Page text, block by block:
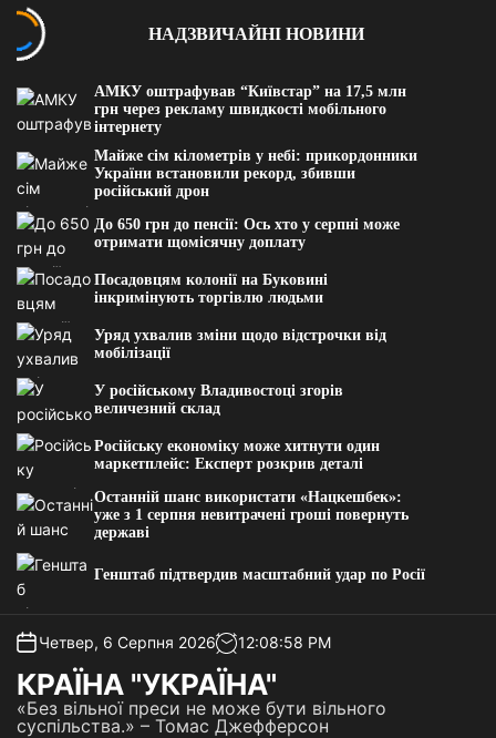
НАДЗВИЧАЙНІ НОВИНИ
АМКУ оштрафував “Київстар” на 17,5 млн
грн через рекламу швидкості мобільного
інтернету
Майже сім кілометрів у небі: прикордонники
України встановили рекорд, збивши
російський дрон
До 650 грн до пенсії: Ось хто у серпні може
отримати щомісячну доплату
Посадовцям колонії на Буковині
інкримінують торгівлю людьми
Уряд ухвалив зміни щодо відстрочки від
мобілізації
У російському Владивостоці згорів
величезний склад
Російську економіку може хитнути один
маркетплейс: Експерт розкрив деталі
Останній шанс використати «Нацкешбек»:
уже з 1 серпня невитрачені гроші повернуть
державі
Генштаб підтвердив масштабний удар по Росії
Четвер, 6 Серпня 2026 12:08:58 PM
КРАЇНА "УКРАЇНА"
«Без вільної преси не може бути вільного
суспільства.» – Томас Джефферсон